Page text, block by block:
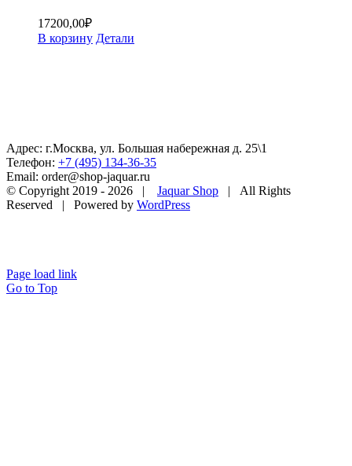
17200,00₽
В корзину Детали
Адрес: г.Москва, ул. Большая набережная д. 25\1
Телефон: +7 (495) 134-36-35
Email: order@shop-jaquar.ru
© Copyright 2019 - 2026 | Jaquar Shop | All Rights
Reserved | Powered by WordPress
Page load link
Go to Top